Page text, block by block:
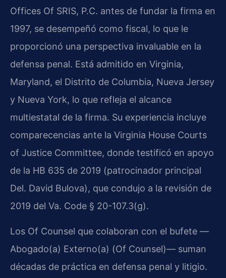
Offices Of SRIS, P.C. antes de fundar la firma en
1997, se desempeñó como fiscal, lo que le
proporcionó una perspectiva invaluable en la
defensa penal. Está admitido en Virginia,
Maryland, el Distrito de Columbia, Nueva Jersey
y Nueva York, lo que refleja el alcance
multiestatal de la firma. Su experiencia incluye
comparecencias ante la Virginia House Courts
of Justice Committee, donde testificó en apoyo
de la HB 635 de 2019 (patrocinador principal
Del. David Bulova), que condujo a la revisión de
2019 del Va. Code § 20-107.3(g).
Los Of Counsel que colaboran con el bufete —
Abogado(a) Externo(a) (Of Counsel)— suman
décadas de práctica en defensa penal y litigio.